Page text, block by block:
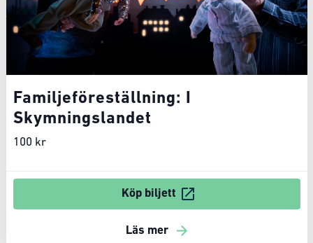
Familjeföreställning: I
Skymningslandet
100 kr
Köp biljett
Läs mer